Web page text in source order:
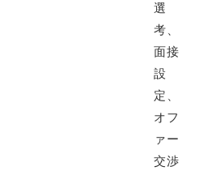
選
考、
面接
設
定、
オフ
ァー
交渉